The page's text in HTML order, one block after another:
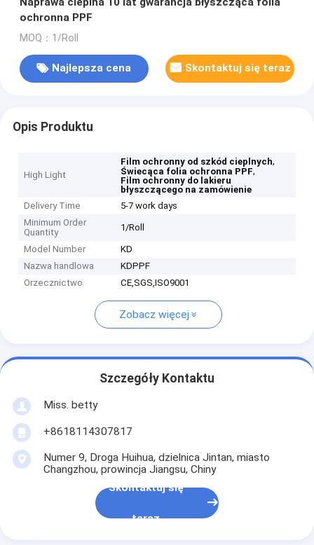
ochronna PPF
MOQ：1/Roll
Najlepsza cena Skontaktuj się teraz
Opis Produktu
High Light
Film ochronny od szkód cieplnych,
Świecąca folia ochronna PPF,
Film ochronny do lakieru
błyszczącego na zamówienie
Delivery Time
5-7 work days
Minimum Order
Quantity
1/Roll
Model Number
KD
Nazwa handlowa
KDPPF
Orzecznictwo
CE,SGS,ISO9001
Zobacz więcej
Szczegóły Kontaktu
Miss. betty
+8618114307817
Numer 9, Droga Huihua, dzielnica Jintan, miasto
Changzhou, prowincja Jiangsu, Chiny
Skontaktuj się
teraz